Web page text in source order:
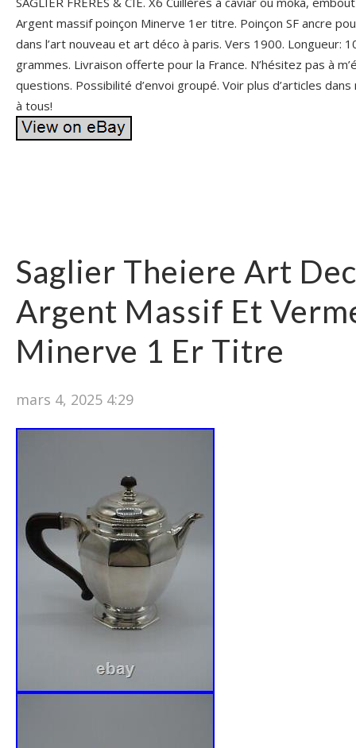
Argent massif poinçon Minerve 1er titre. Poinçon SF ancre
dans l’art nouveau et art déco à paris. Vers 1900. Longueur:
grammes. Livraison offerte pour la France. N’hésitez pas à
questions. Possibilité d’envoi groupé. Voir plus d’articles
à tous!
Saglier Theiere Art
Argent Massif Et
Minerve 1 Er Titre
mars 4, 2025 4:29